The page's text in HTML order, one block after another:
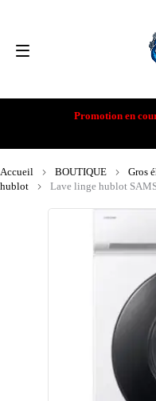
Promotion en
Accueil BOUTIQUE Gros
hublot
Lave linge hublot